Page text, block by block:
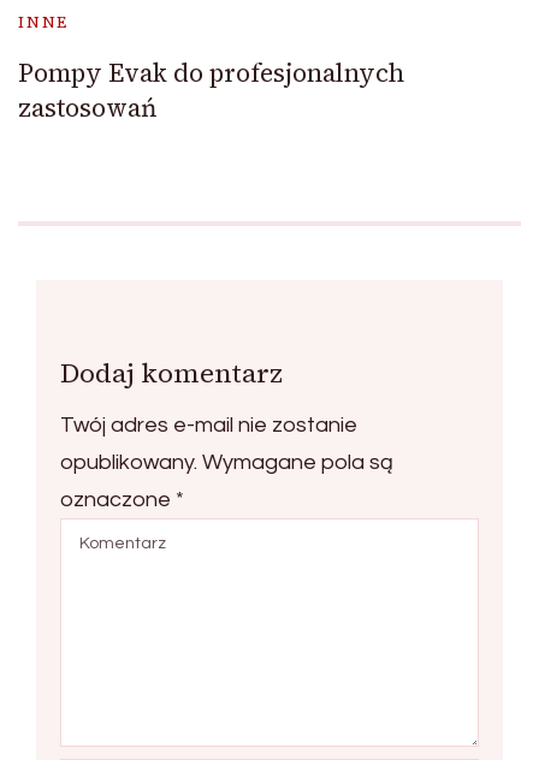
INNE
Pompy Evak do profesjonalnych
zastosowań
Dodaj komentarz
Twój adres e-mail nie zostanie
opublikowany. Wymagane pola są
oznaczone *